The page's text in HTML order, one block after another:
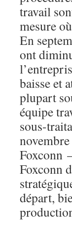
travail
mesure
En
ont
baisse et
plupart
équipe
sous-
Foxconn
Foxconn
départ,